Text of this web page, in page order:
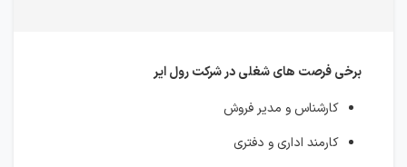
برخی فرصت های شغلی در شرکت رول ایر
کارشناس و مدیر فروش
کارمند اداری و دفتری